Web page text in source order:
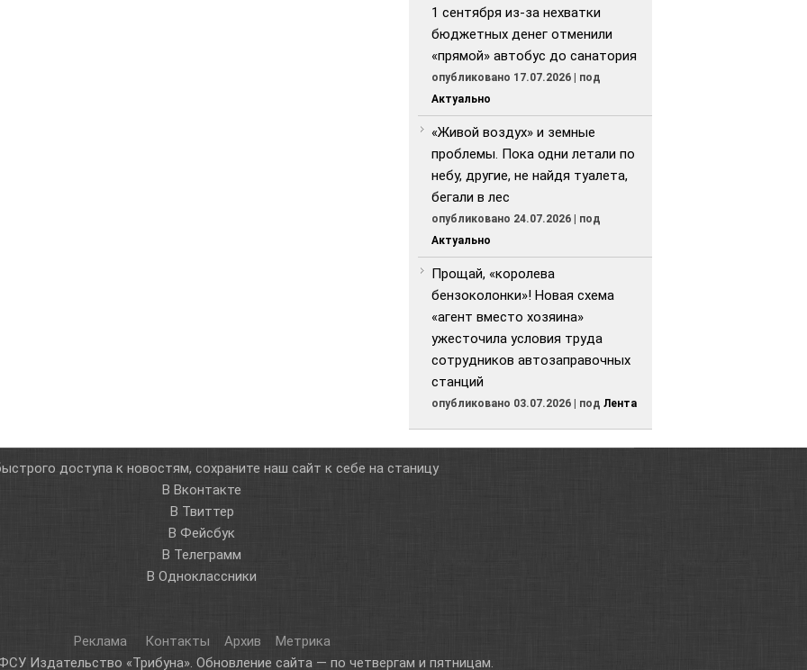
1 сентября из-за нехватки
бюджетных денег отменили
«прямой» автобус до санатория
опубликовано 17.07.2026 | под
Актуально
«Живой воздух» и земные
проблемы. Пока одни летали по
небу, другие, не найдя туалета,
бегали в лес
опубликовано 24.07.2026 | под
Актуально
Прощай, «королева
бензоколонки»! Новая схема
«агент вместо хозяина»
ужесточила условия труда
сотрудников автозаправочных
станций
опубликовано 03.07.2026 | под Лента
доступа к новостям, сохраните наш сайт к себе на станицу
В Вконтакте
В Твиттер
В Фейсбук
В Телеграмм
В Одноклассники
Реклама Контакты Архив
Метрика
Издательство «Трибуна». Обновление сайта — по четвергам и пятницам.